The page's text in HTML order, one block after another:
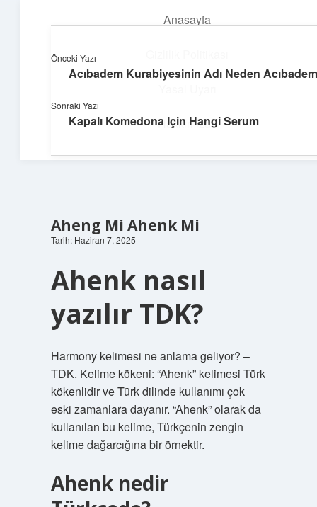
Anasayfa
Hakkımızda
Neşeli Bilgi Durağı
Hızlı hikayelerle gününü şenlendir!
Aheng Mi Ahenk Mi
Tarih: Haziran 7, 2025
Ahenk nasıl
yazılır TDK?
Harmony kelimesi ne anlama geliyor? –
TDK. Kelime kökeni: “Ahenk” kelimesi Türk
kökenlidir ve Türk dilinde kullanımı çok
eski zamanlara dayanır. “Ahenk” olarak da
kullanılan bu kelime, Türkçenin zengin
kelime dağarcığına bir örnektir.
Ahenk nedir
Önceki Yazı
Acıbadem Kurabiyesinin Adı Neden Acıbadem
Sonraki Yazı
Kapalı Komedona Için Hangi Serum